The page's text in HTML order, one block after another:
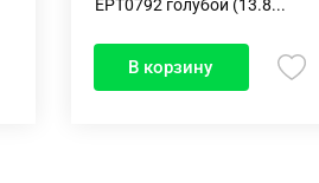
EPT0792 голубой (13.8...
В корзину